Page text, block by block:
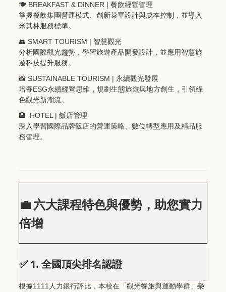
🍽 ️ BREAKFAST & DINNER | 餐飲經營管理
掌握餐飲集團營運模式、創新菜單設計與成本控制，並導入
米其林服務標準。
👥 SMART TOURISM | 智慧觀光
分析國際觀光趨勢，學習旅遊產品開發設計，並應用智慧旅
遊科技提升服務。
📸 SUSTAINABLE TOURISM | 永續觀光發展
培養ESG永續經營思維，規劃生態旅遊與地方創生，引領綠
色觀光新潮流。
🏨 HOTEL | 飯店管理
深入學習國際品牌飯店的營運策略、數位轉型應用及精品服
務管理。
💼六大課程特色與優勢，助您實力
倍增
✅ 1.全國頂尖排名認證
根據1111 人力銀行評比，本校在「觀光餐旅與運動學群」榮